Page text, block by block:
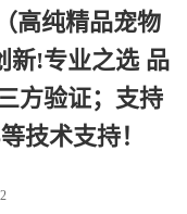
高纯精品宠物
新!专业之选 品
方验证；支持
技术支持！